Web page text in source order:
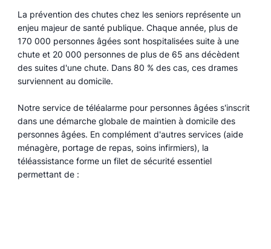
La prévention des chutes chez les seniors représente un
enjeu majeur de santé publique. Chaque année, plus de
170 000 personnes âgées sont hospitalisées suite à une
chute et 20 000 personnes de plus de 65 ans décèdent
des suites d'une chute. Dans 80 % des cas, ces drames
surviennent au domicile.
Notre service de téléalarme pour personnes âgées s'inscrit
dans une démarche globale de maintien à domicile des
personnes âgées. En complément d'autres services (aide
ménagère, portage de repas, soins infirmiers), la
téléassistance forme un filet de sécurité essentiel
permettant de :